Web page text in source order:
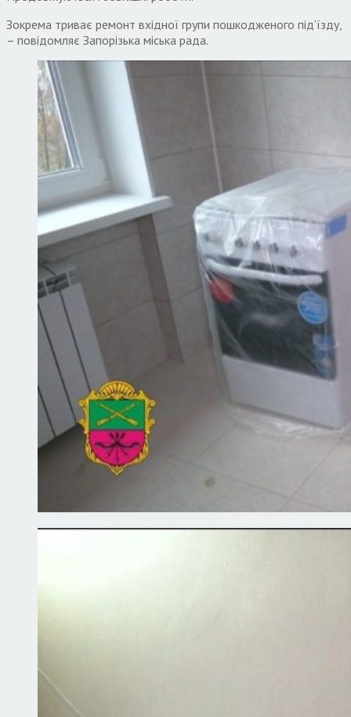
Зокрема триває ремонт вхідної групи пошкодженого під’їзду,
– повідомляє Запорізька міська рада.